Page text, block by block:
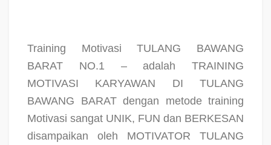
Training Motivasi TULANG BAWANG
BARAT NO.1 – adalah TRAINING
MOTIVASI KARYAWAN DI TULANG
BAWANG BARAT dengan metode training
Motivasi sangat UNIK, FUN dan BERKESAN
disampaikan oleh MOTIVATOR TULANG